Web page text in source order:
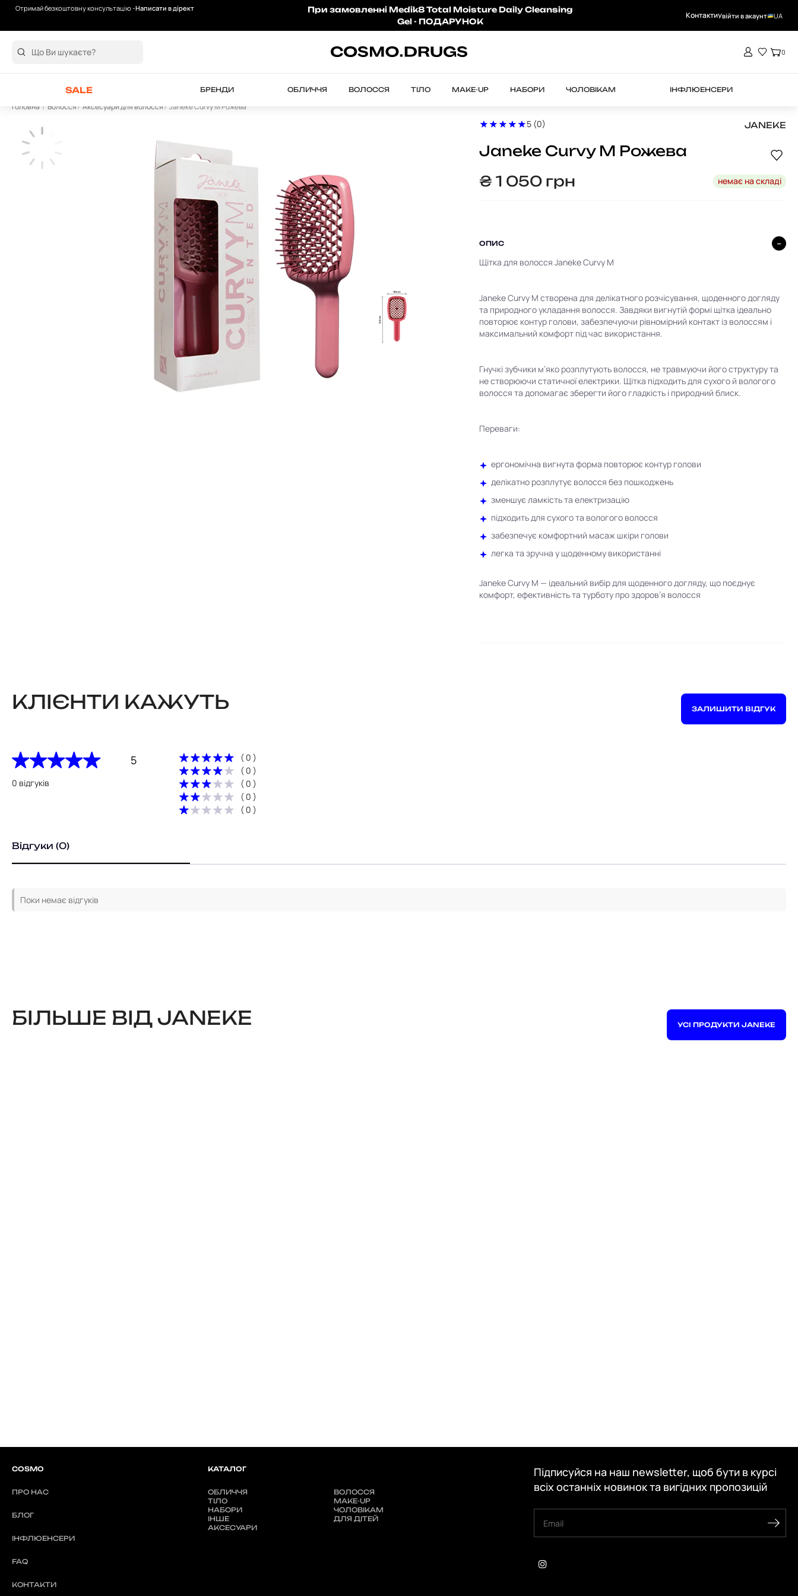
Отримай безкоштовну консультацію -Написати в дірект
Безкоштовна доставка від 2000 грн
При замовленні Medik8 Total Moisture Daily Cleansing
Gel - ПОДАРУНОК
КонтактиУвійти в акаунт UA
0
SALE БРЕНДИ ОБЛИЧЧЯ ВОЛОССЯ ТІЛО MAKE-UP НАБОРИ ЧОЛОВІКАМ ІНФЛЮЕНСЕРИ
Головна Волосся Аксесуари для волосся Janeke Curvy М Рожева
5 (0) JANEKE
Janeke Curvy М Рожева
₴1 050 грн немає на складі
ОПИС
Щітка для волосся Janeke Curvy M
Janeke Curvy M створена для делікатного розчісування, щоденного догляду
та природного укладання волосся. Завдяки вигнутій формі щітка ідеально
повторює контур голови, забезпечуючи рівномірний контакт із волоссям і
максимальний комфорт під час використання.
Гнучкі зубчики м’яко розплутують волосся, не травмуючи його структуру та
не створюючи статичної електрики. Щітка підходить для сухого й вологого
волосся та допомагає зберегти його гладкість і природний блиск.
Переваги:
ергономічна вигнута форма повторює контур голови
делікатно розплутує волосся без пошкоджень
зменшує ламкість та електризацію
підходить для сухого та вологого волосся
забезпечує комфортний масаж шкіри голови
легка та зручна у щоденному використанні
Janeke Curvy M — ідеальний вибір для щоденного догляду, що поєднує
комфорт, ефективність та турботу про здоров’я волосся
КЛІЄНТИ КАЖУТЬ ЗАЛИШИТИ ВІДГУК
5
0 відгуків
( 0 )
( 0 )
( 0 )
( 0 )
( 0 )
Відгуки (0)
Поки немає відгуків
БІЛЬШЕ ВІД JANEKE УСІ ПРОДУКТИ JANEKE
COSMO
ПРО НАС
БЛОГ
ІНФЛЮЕНСЕРИ
FAQ
КОНТАКТИ
КАТАЛОГ
ОБЛИЧЧЯ
ВОЛОССЯ
ТІЛО
MAKE-UP
НАБОРИ
ЧОЛОВІКАМ
ІНШЕ
ДЛЯ ДІТЕЙ
АКСЕСУАРИ
Підписуйся на наш newsletter, щоб бути в курсі
всіх останніх новинок та вигідних пропозицій